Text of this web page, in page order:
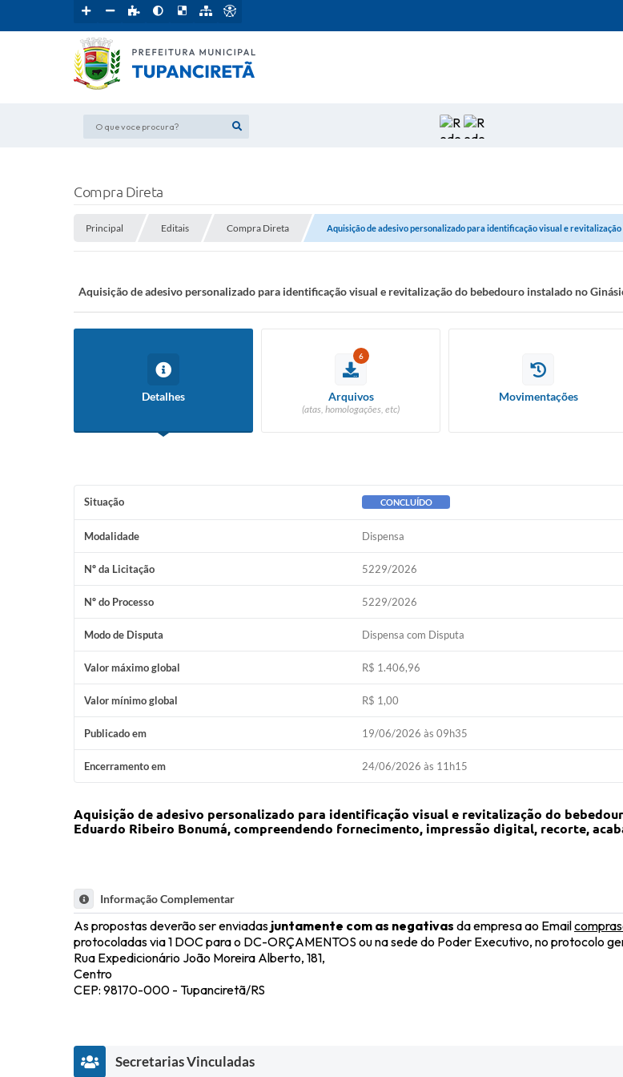
O que voce procura?
Compra Direta
Principal Editais Compra Direta Aquisição de adesivo personalizado para identificação visual e revitalização
Aquisição de adesivo personalizado para identificação visual e revitalização do bebedouro instalado no
Detalhes
6
Arquivos
(atas, homologações, etc)
Movimentações
Situação CONCLUÍDO
Modalidade Dispensa
Nº da Licitação 5229/2026
Nº do Processo 5229/2026
Modo de Disputa Dispensa com Disputa
Valor máximo global R$ 1.406,96
Valor mínimo global R$ 1,00
Publicado em 19/06/2026 às 09h35
Encerramento em 24/06/2026 às 11h15
Aquisição de adesivo personalizado para identificação visual e revitalização do
Eduardo Ribeiro Bonumá, compreendendo fornecimento, impressão digital, recorte,
Informação Complementar
As propostas deverão ser enviadas juntamente com as negativas da empresa ao Email
protocoladas via 1 DOC para o DC-ORÇAMENTOS ou na sede do Poder Executivo, no protocolo
Rua Expedicionário João Moreira Alberto, 181,
Centro
CEP: 98170-000 - Tupanciretã/RS
Secretarias Vinculadas